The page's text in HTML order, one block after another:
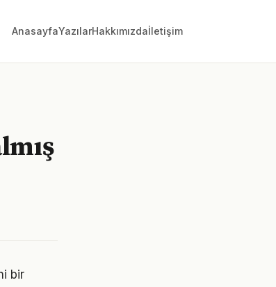
AnasayfaYazılarHakkımızdaİletişim
bir